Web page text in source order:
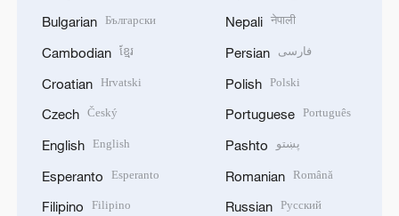
Bulgarian Български
Cambodian ខ្មែរ
Croatian Hrvatski
Czech Český
English English
Esperanto Esperanto
Filipino Filipino
Nepali नेपाली
Persian فارسی
Polish Polski
Portuguese Português
Pashto پښتو
Romanian Română
Russian Русский